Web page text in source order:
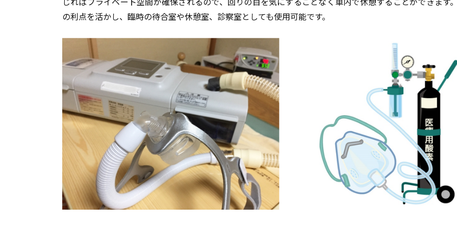
の利点を活かし、臨時の待合室や休憩室、診察室としても使用可能です。